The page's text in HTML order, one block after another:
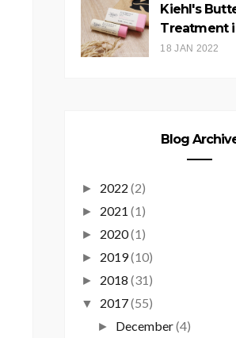
Kiehl's
Treatment
18 JAN 2022
Blog
► 2022 (2)
► 2021 (1)
► 2020(1)
► 2019(10)
► 2018 (31)
▼ 2017(55)
► December(4)